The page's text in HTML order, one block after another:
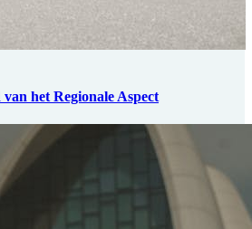
het Regionale Aspect